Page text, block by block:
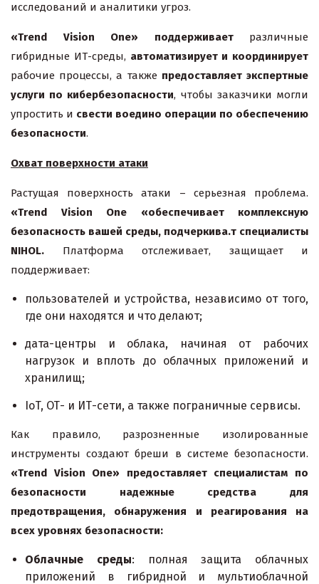
исследований и аналитики угроз.
«Trend Vision One» поддерживаетразличные
гибридные ИТ-среды, автоматизирует и координирует
рабочие процессы, а также предоставляет экспертные
услуги по кибербезопасности, чтобы заказчики могли
упростить и свести воедино операции по обеспечению
безопасности.
Охват поверхности атаки
Растущая поверхность атаки – серьезная проблема.
«Trend Vision One «обеспечивает комплексную
безопасность вашей среды, подчеркива.т специалисты
NIHOL. Платформа отслеживает, защищает и
поддерживает:
пользователей и устройства, независимо от того,
где они находятся и что делают;
дата-центры и облака, начиная от рабочих
нагрузок и вплоть до облачных приложений и
хранилищ;
IoT, ОТ- и ИТ-сети, а также пограничные сервисы.
Как правило, разрозненные изолированные
инструменты создают бреши в системе безопасности.
«Trend Vision One» предоставляет специалистам по
безопасности надежные средства для
предотвращения, обнаружения и реагирования на
всех уровнях безопасности:
Облачные среды: полная защита облачных
приложений в гибридной и мультиоблачной